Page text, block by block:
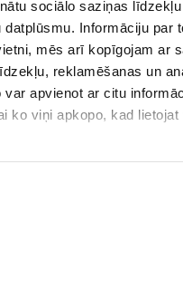
sociālo saziņas
datplūsmu. Informāciju par
mēs arī kopīgojam ar
reklamēšanas un
var apvienot ar citu
ko viņi apkopo, kad lietojat
pēcdzemdību masāža,
pie masāžas